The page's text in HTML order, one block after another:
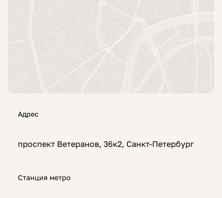
Адрес
проспект Ветеранов, 36к2, Санкт-Петербург
Станция метро